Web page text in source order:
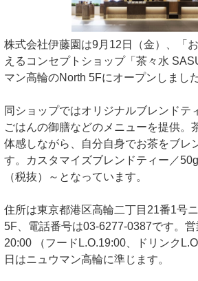
株式会社伊藤園は9月12日（金）、「
えるコンセプトショップ「茶々水
マン高輪のNorth 5Fにオープンしました
同ショップではオリジナルブレンドテ
ごはんの御膳などのメニューを提供。
体感しながら、自分自身でお茶をブレ
す。カスタマイズブレンドティー／
（税抜）～となっています。
住所は東京都港区高輪二丁目21番1号
5F、電話番号は03-6277-0387です。
20:00 （フードL.O.19:00、ドリンク
日はニュウマン高輪に準じます。